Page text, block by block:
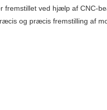
fremstillet ved hjælp af CNC-
og præcis fremstilling af